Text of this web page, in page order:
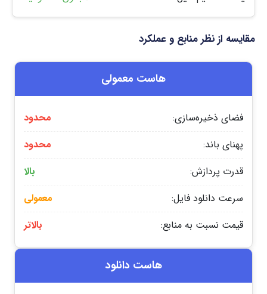
مقایسه از نظر منابع و عملکرد
هاست معمولی
فضای ذخیره‌سازی:
محدود
پهنای باند:
محدود
قدرت پردازش:
بالا
سرعت دانلود فایل:
معمولی
قیمت نسبت به منابع:
بالاتر
هاست دانلود